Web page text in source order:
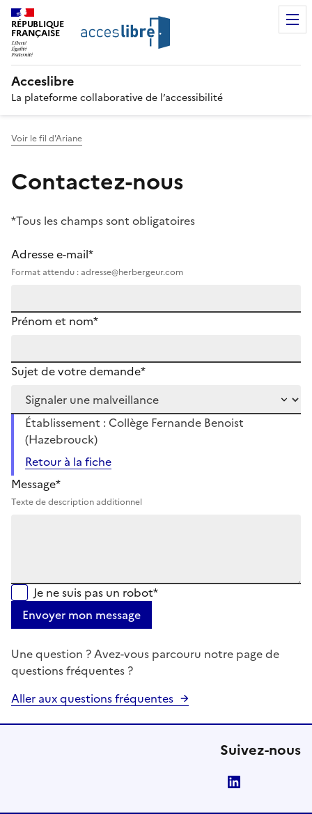
RÉPUBLIQUE
FRANÇAISE
Acceslibre
La plateforme collaborative de l’accessibilité
Voir le fil d'Ariane
Contactez-nous
*Tous les champs sont obligatoires
Adresse e-mail*
Format attendu : adresse@herbergeur.com
Prénom et nom*
Sujet de votre demande*
Établissement : Collège Fernande Benoist
(Hazebrouck)
Retour à la fiche
Message*
Texte de description additionnel
Je ne suis pas un robot*
Envoyer mon message
Une question ? Avez-vous parcouru notre page de
questions fréquentes ?
Aller aux questions fréquentes
Suivez-nous